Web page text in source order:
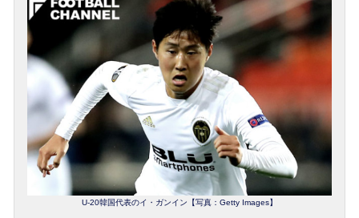
U-20韓国代表のイ・ガンイン【写真：Getty Images】